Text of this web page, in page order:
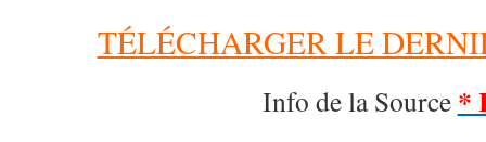
TÉLÉCHARGER LE
Info de la Source *